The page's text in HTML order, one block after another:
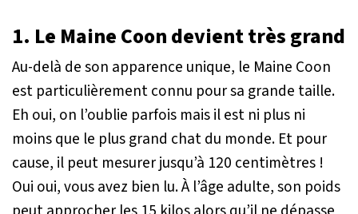
1. Le Maine Coon devient très grand
Au-delà de son apparence unique, le Maine Coon
est particulièrement connu pour sa grande taille.
Eh oui, on l’oublie parfois mais il est ni plus ni
moins que le plus grand chat du monde. Et pour
cause, il peut mesurer jusqu’à 120 centimètres !
Oui oui, vous avez bien lu. À l’âge adulte, son poids